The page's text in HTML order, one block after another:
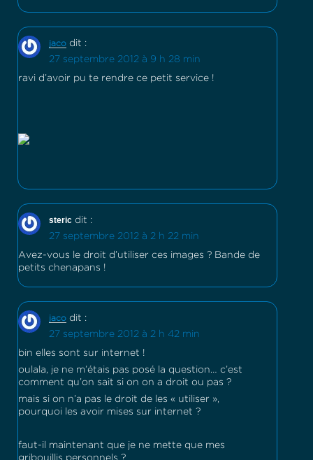
jaco dit :
27 septembre 2012 à 9 h 28 min
ravi d’avoir pu te rendre ce petit service !
steric dit :
27 septembre 2012 à 2 h 22 min
Avez-vous le droit d’utiliser ces images ? Bande de
petits chenapans !
jaco dit :
27 septembre 2012 à 2 h 42 min
bin elles sont sur internet !
oulala, je ne m’étais pas posé la question… c’est
comment qu’on sait si on on a droit ou pas ?
mais si on n’a pas le droit de les « utiliser »,
pourquoi les avoir mises sur internet ?
faut-il maintenant que je ne mette que mes
gribouillis personnels ?